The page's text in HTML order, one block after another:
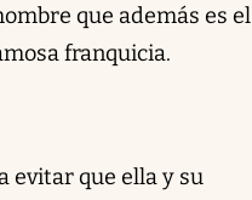
que además es el
franquicia.
evitar que ella y su